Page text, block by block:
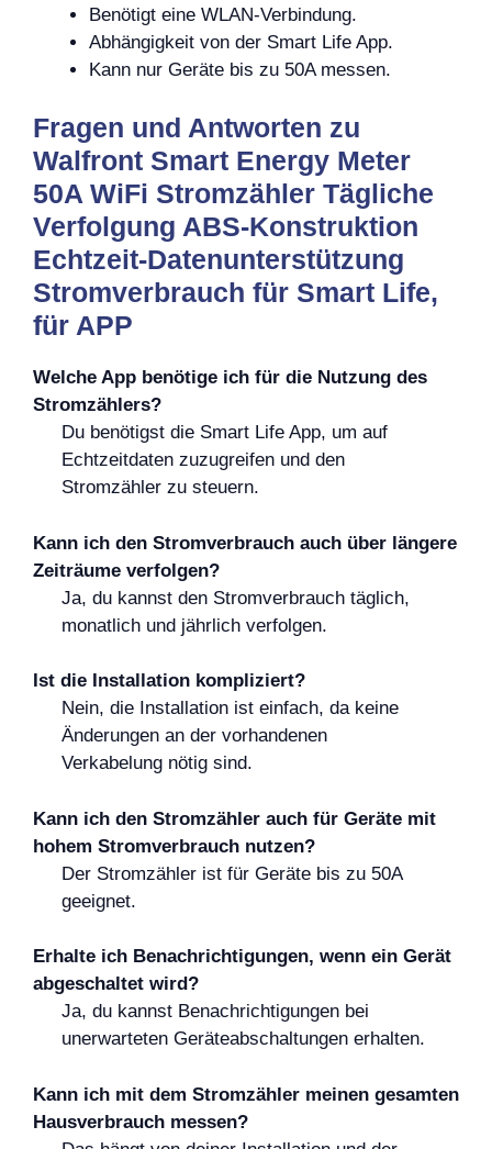
Benötigt eine WLAN-Verbindung.
Abhängigkeit von der Smart Life App.
Kann nur Geräte bis zu 50A messen.
Fragen und Antworten zu
Walfront Smart Energy Meter
50A WiFi Stromzähler Tägliche
Verfolgung ABS-Konstruktion
Echtzeit-Datenunterstützung
Stromverbrauch für Smart Life,
für APP
Welche App benötige ich für die Nutzung des
Stromzählers?
Du benötigst die Smart Life App, um auf
Echtzeitdaten zuzugreifen und den
Stromzähler zu steuern.
Kann ich den Stromverbrauch auch über längere
Zeiträume verfolgen?
Ja, du kannst den Stromverbrauch täglich,
monatlich und jährlich verfolgen.
Ist die Installation kompliziert?
Nein, die Installation ist einfach, da keine
Änderungen an der vorhandenen
Verkabelung nötig sind.
Kann ich den Stromzähler auch für Geräte mit
hohem Stromverbrauch nutzen?
Der Stromzähler ist für Geräte bis zu 50A
geeignet.
Erhalte ich Benachrichtigungen, wenn ein Gerät
abgeschaltet wird?
Ja, du kannst Benachrichtigungen bei
unerwarteten Geräteabschaltungen erhalten.
Kann ich mit dem Stromzähler meinen gesamten
Hausverbrauch messen?